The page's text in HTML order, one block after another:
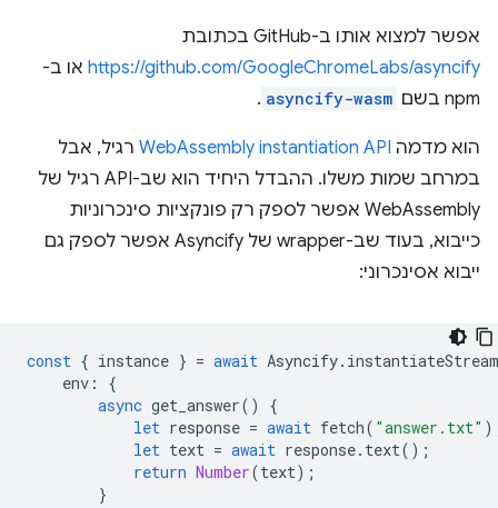
אפשר למצוא אותו ב-GitHub בכתובת
https://github.com/GoogleChromeLabs/asyncify או ב-
npm בשם
asyncify-wasm
.
הוא מדמה WebAssembly instantiation API רגיל, אבל
במרחב שמות משלו. ההבדל היחיד הוא שב-API רגיל של
WebAssembly אפשר לספק רק פונקציות סינכרוניות
כייבוא, בעוד שב-wrapper של Asyncify אפשר לספק גם
ייבוא אסינכרוני:
const { instance } = await Asyncify.
env :
{
async get_answer()
{
let response = await fetch( "answer.txt"
let text = await response. text();
return Number(text);
}